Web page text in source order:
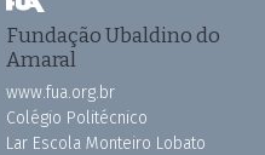
Fundação Ubaldino do
Amaral
www.fua.org.br
Colégio Politécnico
Lar Escola Monteiro Lobato